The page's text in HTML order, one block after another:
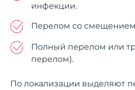
инфекции.
Перелом со
Полный перелом или
перелом).
По локализации выделяют